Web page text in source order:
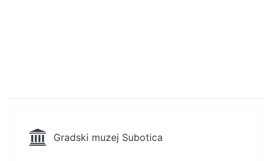
Gradski muzej Subotica